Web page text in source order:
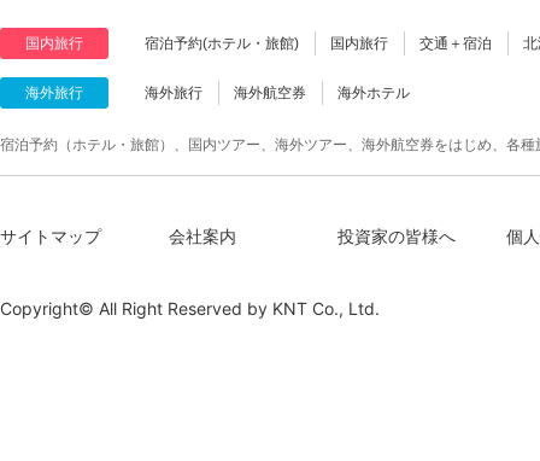
国内旅行 宿泊予約(ホテル・旅館) 国内旅行 交通＋宿泊
海外旅行 海外旅行 海外航空券 海外ホテル
宿泊予約（ホテル・旅館）、国内ツアー、海外ツアー、海外航空券をはじめ、各
サイトマップ 会社案内 投資家の皆様へ 個
Copyright© All Right Reserved by KNT Co., Ltd.